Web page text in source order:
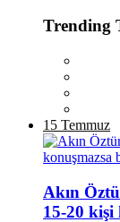
Trending
15 Temmuz
Akın
15-20 kişi